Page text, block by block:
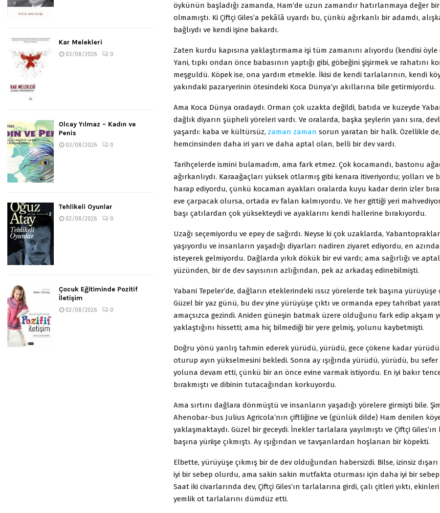
öykünün başladığı zamanda, Ham’de uzun zamandır hatırlanmaya değer
olmamıştı. Ki Çiftçi Giles’a pekâlâ uyardı bu, çünkü ağırkanlı bir adamdı,
bağlıydı ve kendi işine bakardı.
Zaten kurdu kapısına yaklaştırmama işi tüm zamanını alıyordu (kendisi öyle
Yani, tıpkı ondan önce babasının yaptığı gibi, göbeğini şişirmek ve rahatını
meşguldü. Köpek ise, ona yardım etmekle. İkisi de kendi tarlalarının, kendi
yakındaki pazaryerinin ötesindeki Koca Dünya’yı akıllarına bile getirmiyordu.
Ama Koca Dünya oradaydı. Orman çok uzakta değildi, batıda ve kuzeyde
dağlık diyarın şüpheli yöreleri vardı. Ve oralarda, başka şeylerin yanı sıra,
yaşardı: kaba ve kültürsüz, zaman zaman sorun yaratan bir halk. Özellikle de,
hemcinsinden daha iri yarı ve daha aptal olan, belli bir dev vardı.
Tarihçelerde ismini bulamadım, ama fark etmez. Çok kocamandı, bastonu
ağırkanlıydı. Karaağaçları yüksek otlarmış gibi kenara itiveriyordu; yolları ve
harap ediyordu, çünkü kocaman ayakları oralarda kuyu kadar derin izler
eve çarpacak olursa, ortada ev falan kalmıyordu. Ve her gittiği yeri
başı çatılardan çok yüksekteydi ve ayaklarını kendi hallerine bırakıyordu.
Uzağı seçemiyordu ve epey de sağırdı. Neyse ki çok uzaklarda,
yaşıyordu ve insanların yaşadığı diyarları nadiren ziyaret ediyordu, en
isteyerek gelmiyordu. Dağlarda yıkık dökük bir evi vardı; ama sağırlığı ve
yüzünden, bir de dev sayısının azlığından, pek az arkadaş edinebilmişti.
Yabani Tepeler’de, dağların eteklerindeki ıssız yörelerde tek başına yürüyüşe
Güzel bir yaz günü, bu dev yine yürüyüşe çıktı ve ormanda epey tahribat
amaçsızca gezindi. Aniden güneşin batmak üzere olduğunu fark edip akşam
yaklaştığını hissetti; ama hiç bilmediği bir yere gelmiş, yolunu kaybetmişti.
Doğru yönü yanlış tahmin ederek yürüdü, yürüdü, gece çökene kadar
oturup ayın yükselmesini bekledi. Sonra ay ışığında yürüdü, yürüdü, bu
yoluna devam etti, çünkü bir an önce evine varmak istiyordu. En iyi bakır
bırakmıştı ve dibinin tutacağından korkuyordu.
Ama sırtını dağlara dönmüştü ve insanların yaşadığı yörelere girmişti bile.
Ahenobar-bus Julius Agricola’nın çiftliğine ve (günlük dilde) Ham denilen
yaklaşmaktaydı. Güzel bir geceydi. İnekler tarlalara yayılmıştı ve Çiftçi
başına yüriişe çıkmıştı. Ay ışığından ve tavşanlardan hoşlanan bir köpekti.
Elbette, yürüyüşe çıkmış bir de dev olduğundan habersizdi. Bilse, izinsiz dışarı
iyi bir sebep olurdu, ama sakin sakin mutfakta oturması için daha iyi bir
Saat iki civarlarında dev, Çiftçi Giles’ın tarlalarına girdi, çalı çitleri yıktı,
yemlik ot tarlalarını dümdüz etti.
Kar Melekleri
03/08/2026 0
Olcay Yılmaz – Kadın ve
Penis
03/08/2026 0
Tehlikeli Oyunlar
02/08/2026 0
Çocuk Eğitiminde Pozitif
İletişim
02/08/2026 0